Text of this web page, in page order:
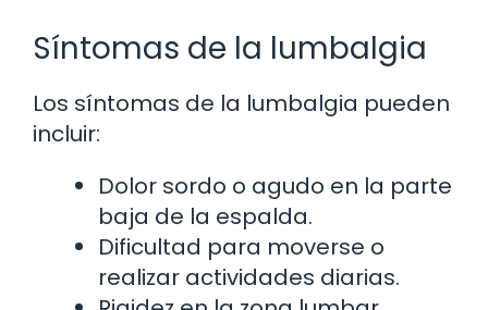
Síntomas de la lumbalgia
Los síntomas de la lumbalgia pueden
incluir:
Dolor sordo o agudo en la parte
baja de la espalda.
Dificultad para moverse o
realizar actividades diarias.